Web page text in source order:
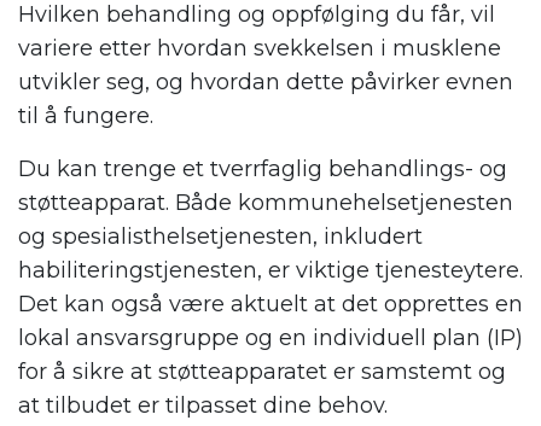
Hvilken behandling og oppfølging du får, vil
variere etter hvordan svekkelsen i musklene
utvikler seg, og hvordan dette påvirker evnen
til å fungere.
Du kan trenge et tverrfaglig behandlings- og
støtteapparat. Både kommunehelsetjenesten
og spesialisthelsetjenesten, inkludert
habiliteringstjenesten, er viktige tjenesteytere.
Det kan også være aktuelt at det opprettes en
lokal ansvarsgruppe og en individuell plan (IP)
for å sikre at støtteapparatet er samstemt og
at tilbudet er tilpasset dine behov.